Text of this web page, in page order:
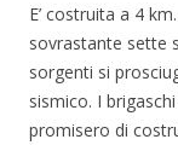
E’ costruita a 4
sovrastante sette
sorgenti si
sismico. I
promisero di